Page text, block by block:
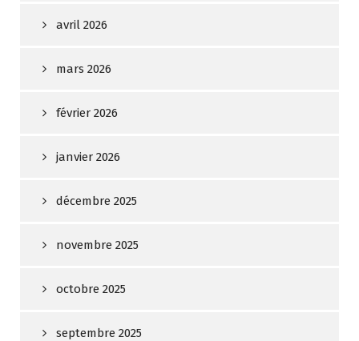
avril 2026
mars 2026
février 2026
janvier 2026
décembre 2025
novembre 2025
octobre 2025
septembre 2025